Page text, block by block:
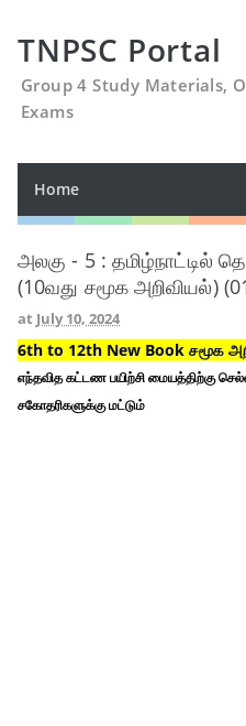
TNPSC Portal
Group 4 Study Materials,
Exams
Home
அலகு - 5 : தமிழ்நாட்டில்
(10வது சமூக அறிவியல்)
at July 10, 2024
6th to 12th New Book சமூக
எந்தவித கட்டண பயிற்சி மையத்திற்கு
சகோதரிகளுக்கு மட்டும்